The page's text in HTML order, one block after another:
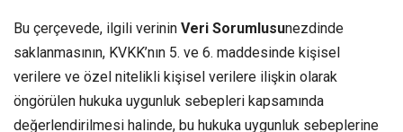
Bu çerçevede, ilgili verinin Veri Sorumlusunezdinde
saklanmasının, KVKK’nın 5. ve 6. maddesinde kişisel
verilere ve özel nitelikli kişisel verilere ilişkin olarak
öngörülen hukuka uygunluk sebepleri kapsamında
değerlendirilmesi halinde, bu hukuka uygunluk sebeplerine